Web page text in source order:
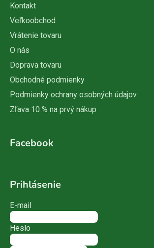
Kontakt
Veľkoobchod
Vrátenie tovaru
O nás
Doprava tovaru
Obchodné podmienky
Podmienky ochrany osobných údajov
Zľava 10 % na prvý nákup
Facebook
Prihlásenie
E-mail
Heslo